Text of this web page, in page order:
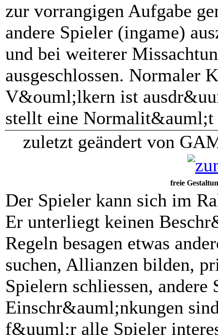
zur vorrangigen Aufgabe
andere Spieler (ingame)
und bei weiterer
ausgeschlossen. Normaler
V&ouml;lkern ist
stellt eine Normalit&auml;t
zuletzt geändert von
freie
Der Spieler kann sich im
Er unterliegt keinen
Regeln besagen etwas
suchen, Allianzen bilden,
Spielern schliessen,
Einschr&auml;nkungen
f&uuml;r alle Spieler